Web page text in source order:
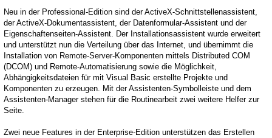
Neu in der Professional-Edition sind der ActiveX-Schnittstellenassistent,
der ActiveX-Dokumentassistent, der Datenformular-Assistent und der
Eigenschaftenseiten-Assistent. Der Installationsassistent wurde erweitert
und unterstützt nun die Verteilung über das Internet, und übernimmt die
Installation von Remote-Server-Komponenten mittels Distributed COM
(DCOM) und Remote-Automatisierung sowie die Möglichkeit,
Abhängigkeitsdateien für mit Visual Basic erstellte Projekte und
Komponenten zu erzeugen. Mit der Assistenten-Symbolleiste und dem
Assistenten-Manager stehen für die Routinearbeit zwei weitere Helfer zur
Seite.
Zwei neue Features in der Enterprise-Edition unterstützen das Erstellen